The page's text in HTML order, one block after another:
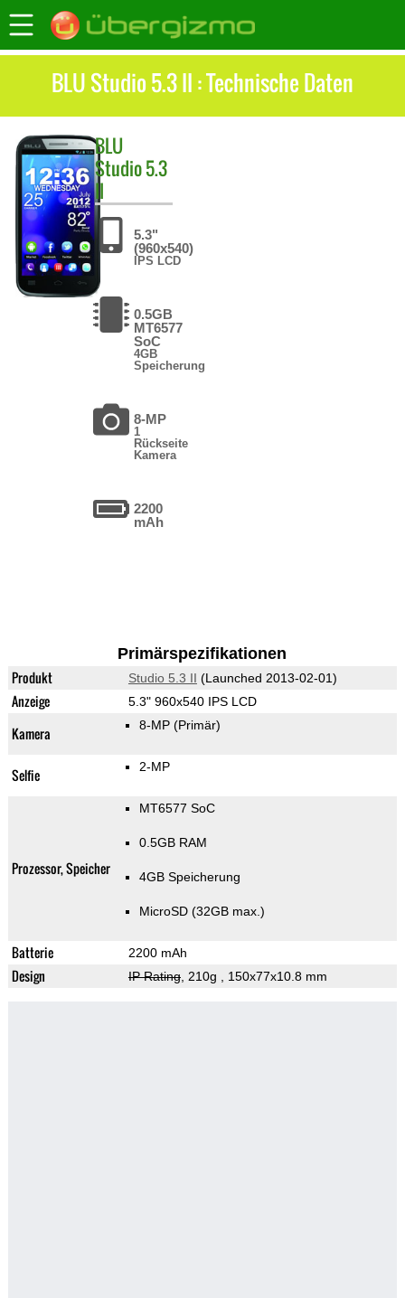
BLU Studio 5.3 II : Technische Daten
BLU
Studio 5.3
II
5.3"
(960x540)
IPS LCD
0.5GB
MT6577
SoC
4GB
Speicherung
8-MP
1
Rückseite
Kamera
2200
mAh
Primärspezifikationen
Produkt Studio 5.3 II (Launched 2013-02-01)
Anzeige 5.3" 960x540 IPS LCD
Kamera 8-MP (Primär)
Selfie 2-MP
Prozessor, Speicher
MT6577 SoC
0.5GB RAM
4GB Speicherung
MicroSD (32GB max.)
Batterie 2200 mAh
Design IP Rating, 210g , 150x77x10.8 mm